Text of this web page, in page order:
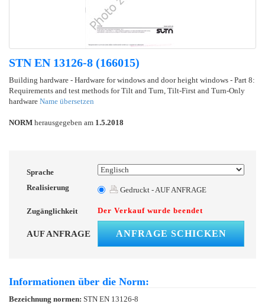
STN EN 13126-8 (166015)
Building hardware - Hardware for windows and door height windows - Part 8:
Requirements and test methods for Tilt and Turn, Tilt-First and Turn-Only
hardware Name übersetzen
NORM herausgegeben am 1.5.2018
Sprache
Realisierung
Gedruckt - AUF ANFRAGE
Zugänglichkeit Der Verkauf wurde beendet
AUF ANFRAGE ANFRAGE SCHICKEN
Informationen über die Norm:
Bezeichnung normen: STN EN 13126-8